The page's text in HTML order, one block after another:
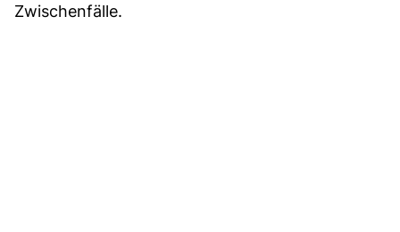
Zwischenfälle.